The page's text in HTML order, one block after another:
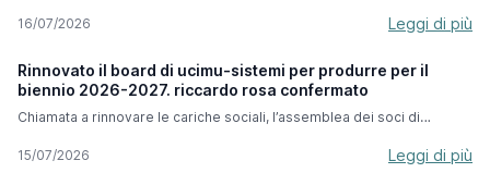
abbiamo grande fiducia per questa misura che ci accompagnerà fino
a settembre 2028”. Nel secondo trimestre 2026, l’indice degli ordini di
UCIMU-SISTEMI PER PRODURRE segna un calo del -25,8% rispetto al
periodo aprile-giugno 2025. In valore assoluto l’indice si è attestato a
costruttori italiani di macchine utensili hanno incontrato sia sul mercato
oltreconfine hanno segnato un decremento del -15,3% rispetto al
16/07/2026 Leggi di più
Rinnovato il board di ucimu-sistemi per produrre per il
biennio 2026-2027. riccardo rosa confermato
Chiamata a rinnovare le cariche sociali, l’assemblea dei soci di
ha confermato Riccardo Rosa alla presidenza della associazione dei
costruttori italiani di macchine utensili, robot e automazione per il
15/07/2026 Leggi di più